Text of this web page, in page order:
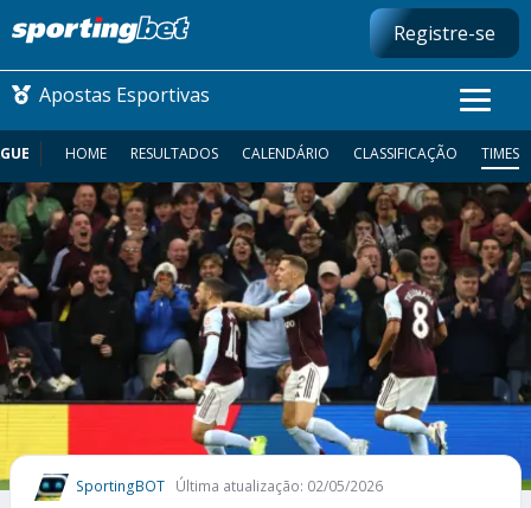
Registre-se
Apostas Esportivas
CONMEBOL LIBERTADORES
FUTEBOL NACIONAL
FUTEBOL INTERNACIONAL
COMO APOSTAR
MAIS ESPORTES
HOME RESULTADOS CALENDÁRIO CLASSIFICAÇÃO TIMES
SportingBOT Última atualização: 02/05/2026